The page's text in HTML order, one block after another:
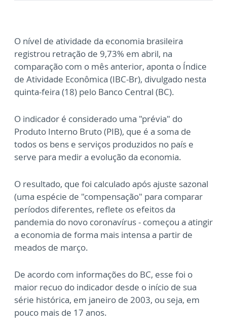
O nível de atividade da economia brasileira
registrou retração de 9,73% em abril, na
comparação com o mês anterior, aponta o Índice
de Atividade Econômica (IBC-Br), divulgado nesta
quinta-feira (18) pelo Banco Central (BC).
O indicador é considerado uma "prévia" do
Produto Interno Bruto (PIB), que é a soma de
todos os bens e serviços produzidos no país e
serve para medir a evolução da economia.
O resultado, que foi calculado após ajuste sazonal
(uma espécie de "compensação" para comparar
períodos diferentes, reflete os efeitos da
pandemia do novo coronavírus - começou a atingir
a economia de forma mais intensa a partir de
meados de março.
De acordo com informações do BC, esse foi o
maior recuo do indicador desde o início de sua
série histórica, em janeiro de 2003, ou seja, em
pouco mais de 17 anos.